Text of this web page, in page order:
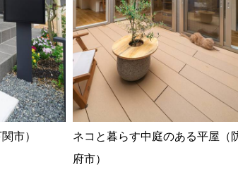
市）
ネコと暮らす中庭のある平屋（
府市）